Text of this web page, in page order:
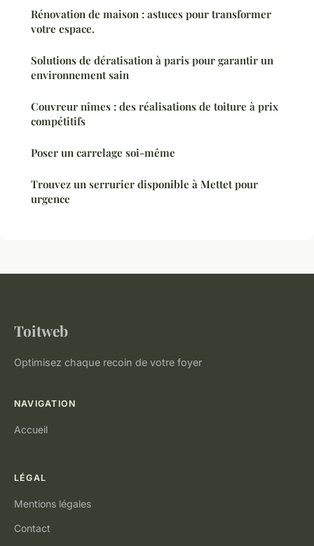
Rénovation de maison : astuces pour transformer
votre espace.
Solutions de dératisation à paris pour garantir un
environnement sain
Couvreur nîmes : des réalisations de toiture à prix
compétitifs
Poser un carrelage soi-même
Trouvez un serrurier disponible à Mettet pour
urgence
Toitweb
Optimisez chaque recoin de votre foyer
NAVIGATION
Accueil
LÉGAL
Mentions légales
Contact